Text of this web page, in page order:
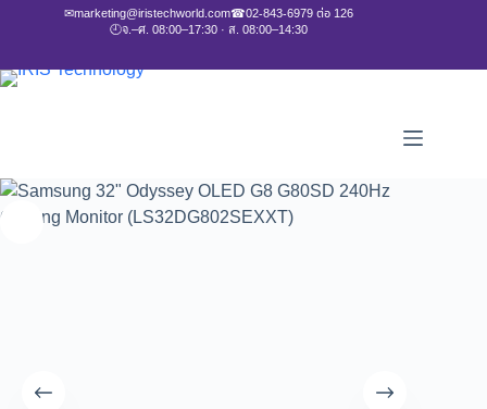
✉marketing@iristechworld.com☎02-843-6979 ต่อ 126
🕘จ.–ศ. 08:00–17:30 · ส. 08:00–14:30